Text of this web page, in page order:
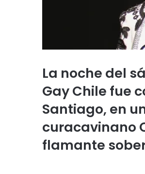
La noche del
Gay Chile fue
Santiago, en
curacavinano
flamante